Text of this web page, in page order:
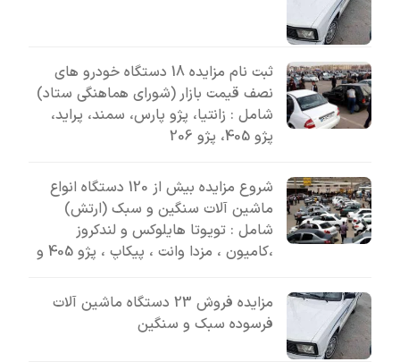
ثبت نام مزایده 18 دستگاه خودرو های
نصف قیمت بازار (شورای هماهنگی ستاد)
شامل : زانتیا، پژو پارس، سمند، پراید،
پژو 405، پژو 206
شروع مزایده بیش از 120 دستگاه انواع
ماشین آلات سنگین و سبک (ارتش)
شامل : تویوتا هایلوکس و لندکروز
،کامیون ، مزدا وانت ، پیکاپ ، پژو 405 و
مزایده فروش 23 دستگاه ماشین آلات
فرسوده سبک و سنگین